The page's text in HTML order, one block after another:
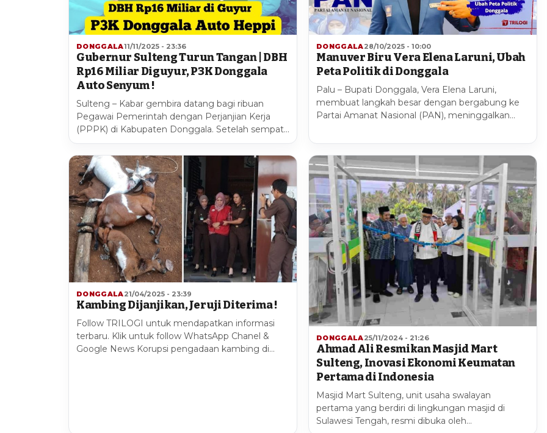
DONGGALA11/11/2025 - 23:36
Gubernur Sulteng Turun Tangan | DBH
Rp16 Miliar Diguyur, P3K Donggala
Auto Senyum !
Sulteng – Kabar gembira datang bagi ribuan
Pegawai Pemerintah dengan Perjanjian Kerja
(PPPK) di Kabupaten Donggala. Setelah sempat…
DONGGALA28/10/2025 - 10:00
Manuver Biru Vera Elena Laruni, Ubah
Peta Politik di Donggala
Palu – Bupati Donggala, Vera Elena Laruni,
membuat langkah besar dengan bergabung ke
Partai Amanat Nasional (PAN), meninggalkan…
DONGGALA21/04/2025 - 23:39
Kambing Dijanjikan, Jeruji Diterima !
Follow TRILOGI untuk mendapatkan informasi
terbaru. Klik untuk follow WhatsApp Chanel &
Google News Korupsi pengadaan kambing di…
DONGGALA25/11/2024 - 21:26
Ahmad Ali Resmikan Masjid Mart
Sulteng, Inovasi Ekonomi Keumatan
Pertama di Indonesia
Masjid Mart Sulteng, unit usaha swalayan
pertama yang berdiri di lingkungan masjid di
Sulawesi Tengah, resmi dibuka oleh…